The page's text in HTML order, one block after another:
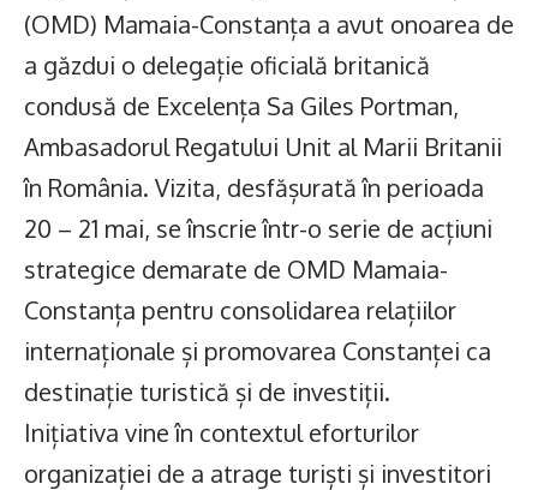
(OMD) Mamaia-Constanța a avut onoarea de
a găzdui o delegație oficială britanică
condusă de Excelența Sa Giles Portman,
Ambasadorul Regatului Unit al Marii Britanii
în România. Vizita, desfășurată în perioada
20 – 21 mai, se înscrie într-o serie de acțiuni
strategice demarate de OMD Mamaia-
Constanța pentru consolidarea relațiilor
internaționale și promovarea Constanței ca
destinație turistică și de investiții.
Inițiativa vine în contextul eforturilor
organizației de a atrage turiști și investitori